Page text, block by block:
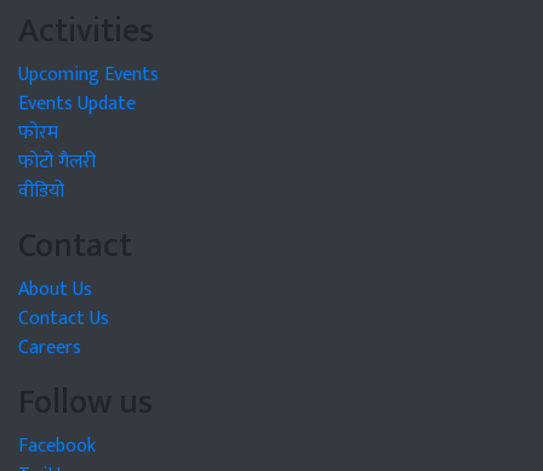
Activities
Upcoming Events
Events Update
फोरम
फोटो गैलरी
वीडियो
Contact
About Us
Contact Us
Careers
Follow us
Facebook